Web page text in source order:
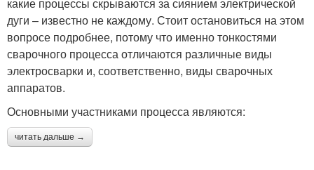
дуги – известно не каждому. Стоит остановиться на этом
вопросе подробнее, потому что именно тонкостями
сварочного процесса отличаются различные виды
электросварки и, соответственно, виды сварочных
аппаратов.
Основными участниками процесса являются:
читать дальше →